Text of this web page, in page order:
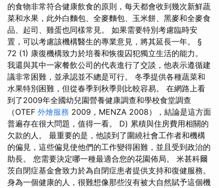
的食物非常符合健康飲食的原則，每天都會收到幾次新鮮蔬
菜和水果，此外白麵包、全麥麵包、玉米餅、黑麥和全麥食
品、起司、雞蛋也同樣常見。 如果需要特別考慮臨時安
置，可以考慮該機構醫生的專業意見，將其延長一年。 §
72 (1) 康復機構致力於培養和恢復囚犯獨立生活的能力。
我還與其中一家餐飲公司的代表進行了交談，他表示遵循建
議非常困難，並承認並不總是可行。 冬季提供各種蔬菜和
水果特別困難，但從春季到秋季則比較容易。 在網路上看
到了2009年全國幼兒園營養健康調查和學校食堂調查
（OTEF 外燴服務 2009，MENZA 2008），結論是這方面
普遍存在很大問題，值得一看。 D) 累積與住房費用相關的
欠款的人。 最重要的是，他談到了圍繞社會工作者和機構
的偏見，這些偏見使他們的工作變得困難，並且受到政治的
助長。 您需要決定哪一種最適合您的花園佈局。 米甚科爾
茨自閉症基金會致力於為自閉症患者提供支持和復健服務。
身為一個健康的人，很難想像那些沒有被大自然賦予這個機